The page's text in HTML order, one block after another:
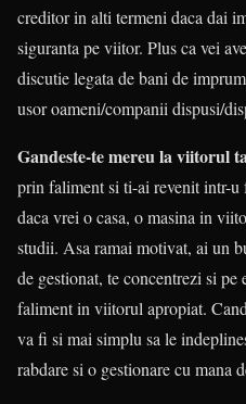
creditor in alti termeni daca dai
siguranta pe viitor. Plus ca vei
discutie legata de bani de
usor oameni/companii dispusi/
Gandeste-te mereu la viitorul
prin faliment si ti-ai revenit intr-u
daca vrei o casa, o masina in
studii. Asa ramai motivat, ai un
de gestionat, te concentrezi si
faliment in viitorul apropiat.
va fi si mai simplu sa le
rabdare si o gestionare cu mana